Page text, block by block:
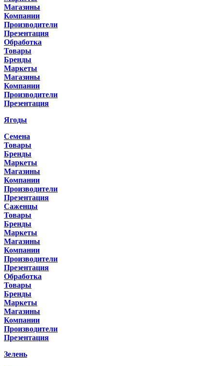
Магазины
Компании
Производители
Презентация
Обработка
Товары
Бренды
Маркеты
Магазины
Компании
Производители
Презентация
Ягоды
Семена
Товары
Бренды
Маркеты
Магазины
Компании
Производители
Презентация
Саженцы
Товары
Бренды
Маркеты
Магазины
Компании
Производители
Презентация
Обработка
Товары
Бренды
Маркеты
Магазины
Компании
Производители
Презентация
Зелень